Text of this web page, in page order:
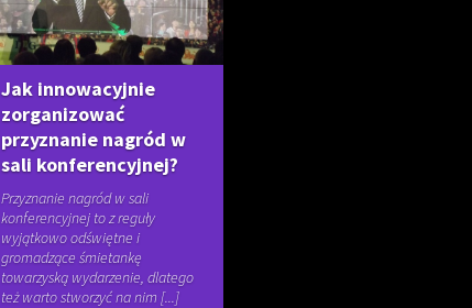
Jak innowacyjnie
zorganizować
przyznanie nagród w
sali konferencyjnej?
Przyznanie nagród w sali
konferencyjnej to z reguły
wyjątkowo odświętne i
gromadzące śmietankę
towarzyską wydarzenie, dlatego
też warto stworzyć na nim [...]